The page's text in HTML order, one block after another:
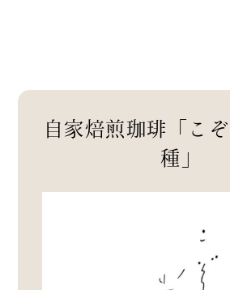
自家焙煎珈琲「こ
種」